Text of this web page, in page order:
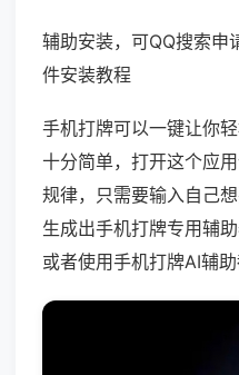
辅助安装，可QQ搜索
件安装教程
手机打牌可以一键让你
十分简单，打开这个应
规律，只需要输入自己
生成出手机打牌专用辅
或者使用手机打牌AI辅助